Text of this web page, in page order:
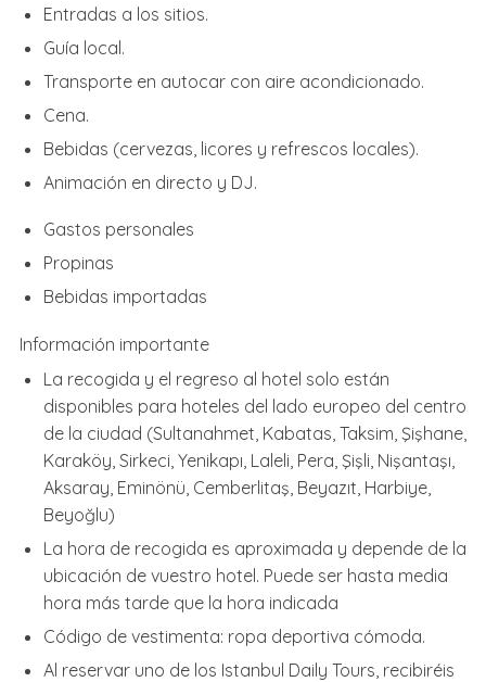
Entradas a los sitios.
Guía local.
Transporte en autocar con aire acondicionado.
Cena.
Bebidas (cervezas, licores y refrescos locales).
Animación en directo y DJ.
Gastos personales
Propinas
Bebidas importadas
Información importante
La recogida y el regreso al hotel solo están
disponibles para hoteles del lado europeo del centro
de la ciudad (Sultanahmet, Kabatas, Taksim, Şişhane,
Karaköy, Sirkeci, Yenikapı, Laleli, Pera, Şişli, Nişantaşı,
Aksaray, Eminönü, Cemberlitaş, Beyazıt, Harbiye,
Beyoğlu)
La hora de recogida es aproximada y depende de la
ubicación de vuestro hotel. Puede ser hasta media
hora más tarde que la hora indicada
Código de vestimenta: ropa deportiva cómoda.
Al reservar uno de los Istanbul Daily Tours, recibiréis